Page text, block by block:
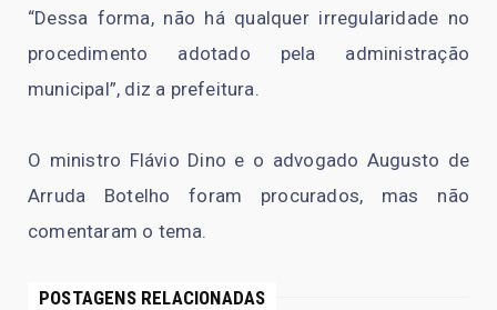
“Dessa forma, não há qualquer irregularidade no
procedimento adotado pela administração
municipal”, diz a prefeitura.
O ministro Flávio Dino e o advogado Augusto de
Arruda Botelho foram procurados, mas não
comentaram o tema.
POSTAGENS RELACIONADAS